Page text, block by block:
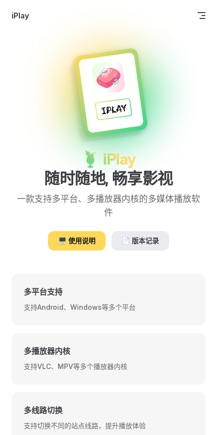
Skip to content
iPlay
🍹 iPlay
随时随地, 畅享影视
一款支持多平台、多播放器内核的多媒体播放软
件
🖥️ 使用说明 📄 版本记录
多平台支持
支持Android、Windows等多个平台
多播放器内核
支持VLC、MPV等多个播放器内核
多线路切换
支持切换不同的站点线路，提升播放体验